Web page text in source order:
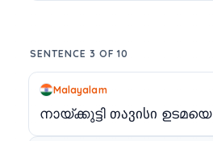
SENTENCE 3 OF 10
Malayalam
നായ്ക്കുട്ടി თავისი ഉടമയെ